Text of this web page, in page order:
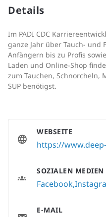
Details
Im PADI CDC
ganze Jahr über Tauch- und
Anfängern bis zu Profis
Laden und Online-Shop
zum Tauchen, Schnorcheln,
SUP benötigst.
WEBSEITE
https://
SOZIALEN MEDIEN
Facebook
E-MAIL